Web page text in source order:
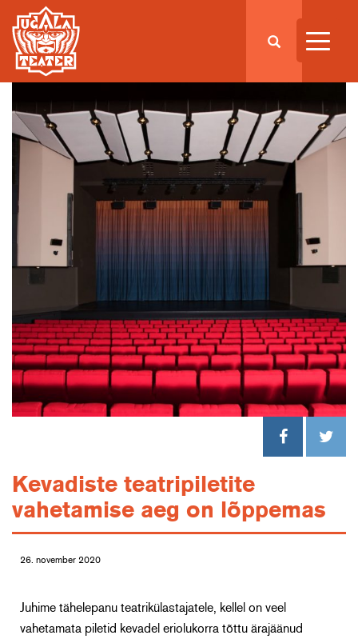
Kevadiste teatripiletite
vahetamise aeg on lõppemas
26. november 2020
Juhime tähelepanu teatrikülastajatele, kellel on veel
vahetamata piletid kevadel eriolukorra tõttu ärajäänud